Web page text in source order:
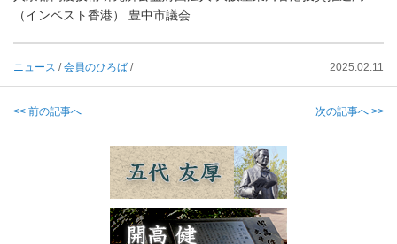
（インベスト香港） 豊中市議会 …
ニュース /会員のひろば / 2025.02.11
<< 前の記事へ 次の記事へ >>